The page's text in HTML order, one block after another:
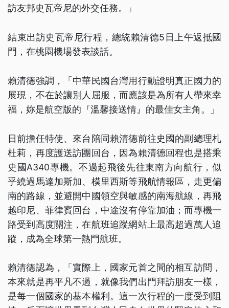
訪友邦史瓦帝尼的外交任務。」
結束出訪史瓦帝尼行程，總統賴清德5日上午返抵國
門，在桃園機場發表談話。
賴清德強調，「中華民國台灣用行動證明真正國力的
展現，不在於讓別人屈服，而應該是為所有人帶來幸
福，妳是航空版的『溫馨接送情』的最佳女主角。」
日前擔任特使、來台陪同賴清德前往史國的副總理札
杜莉，再度護送訪團回台，因為賴清德回程也是搭乘
史國A340專機。不過起飛後先往東南方向航行，似
乎繞過馬達加斯加、模里西斯等飛航情報區，走更偏
南的路線，並避開中國領空與敏感的南海航線，再飛
越印尼、菲律賓回台，中途沒有停靠加油；而專機一
路受到高度關注，在航班追蹤網站上最高超過萬人追
蹤，成為全球第一熱門航班。
賴清德認為，「實際上，國家元首之間的相互訪問，
本來就是再平凡不過，就像我們出門拜訪朋友一樣，
是每一個國家的基本權利。這一次行程的一度受到阻